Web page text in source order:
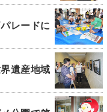
レードに
遺産地域